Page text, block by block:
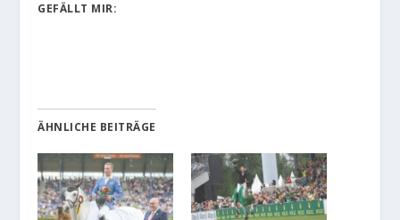
GEFÄLLT MIR:
ÄHNLICHE BEITRÄGE